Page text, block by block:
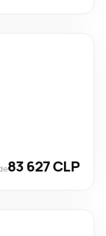
83 627 CLP